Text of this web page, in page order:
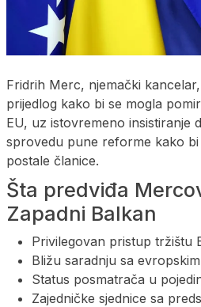
Fridrih Merc, njemački
prijedlog kako bi se mogla
EU, uz istovremeno insistiranje
sprovedu pune reforme kako
postale članice.
Šta predviđa
Zapadni Balkan
Privilegovan pristup tržištu
Bližu saradnju sa
Status posmatrača u
Zajedničke sjednice sa